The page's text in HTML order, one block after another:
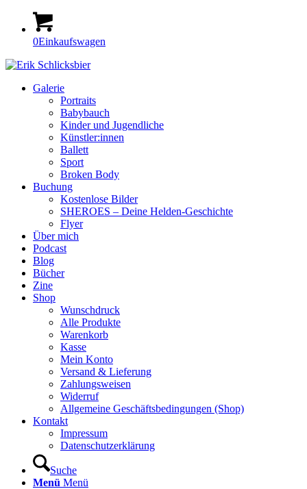
0Einkaufswagen
Galerie
Portraits
Babybauch
Kinder und Jugendliche
Künstler:innen
Ballett
Sport
Broken Body
Buchung
Kostenlose Bilder
SHEROES – Deine Helden-Geschichte
Flyer
Über mich
Podcast
Blog
Bücher
Zine
Shop
Wunschdruck
Alle Produkte
Warenkorb
Kasse
Mein Konto
Versand & Lieferung
Zahlungsweisen
Widerruf
Allgemeine Geschäftsbedingungen (Shop)
Kontakt
Impressum
Datenschutzerklärung
Suche
Menü Menü